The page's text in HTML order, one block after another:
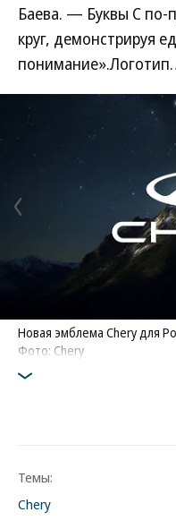
Баева. — Буквы C
круг, демонстрируя
Новая эмблема Chery для
Фото: Chery
Темы:
Chery